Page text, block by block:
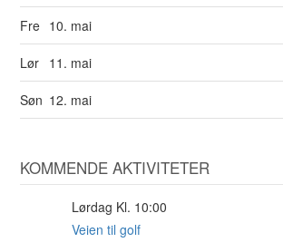
Fre 10. mai
Lør 11. mai
Søn 12. mai
KOMMENDE AKTIVITETER
Lørdag Kl. 10:00
Veien til golf